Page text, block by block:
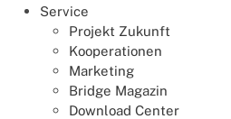
Service
Projekt Zukunft
Kooperationen
Marketing
Bridge Magazin
Download Center
Die nachfolgenden
aus verschiedenen
Angelegenheiten, im
praktische Umsetzung
oder Lebenssituation